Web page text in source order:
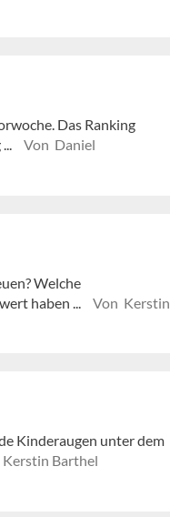
Das Ranking
Von Daniel
Welche
haben ...
Von Kerstin
Kinderaugen unter dem
Barthel